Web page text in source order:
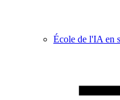
École de l'IA en